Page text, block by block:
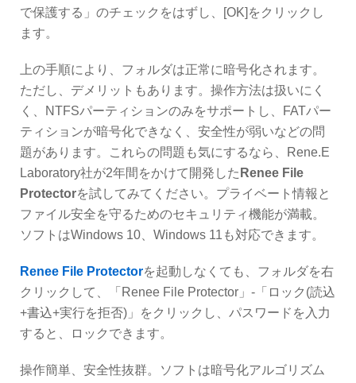
で保護する」のチェックをはずし、[OK]をクリックし
ます。
上の手順により、フォルダは正常に暗号化されます。
ただし、デメリットもあります。操作方法は扱いにく
く、NTFSパーティションのみをサポートし、FATパー
ティションが暗号化できなく、安全性が弱いなどの問
題があります。これらの問題も気にするなら、Rene.E
Laboratory社が2年間をかけて開発した Renee File
Protectorを試してみてください。プライベート情報と
ファイル安全を守るためのセキュリティ機能が満載。
ソフトはWindows 10、Windows 11も対応できます。
Renee File Protectorを起動しなくても、フォルダを右
クリックして、「Renee File Protector」-「ロック(読込
+書込+実行を拒否)」をクリックし、パスワードを入力
すると、ロックできます。
操作簡単、安全性抜群。ソフトは暗号化アルゴリズム